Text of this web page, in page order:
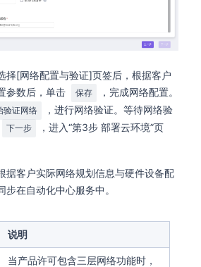
择[网络配置与验证]页签后，根据客户
参数后，单击
保存
，完成网络配置。
验证网络
，进行网络验证。等待网络验
下一步
，进入“第3步 部署云环境”页
据客户实际网络规划信息与硬件设备配
步在自动化中心服务中。
说明
当产品许可包含三层网络功能时，